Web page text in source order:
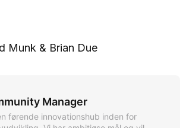
Munk & Brian Due
Manager
førende innovationshub inden for